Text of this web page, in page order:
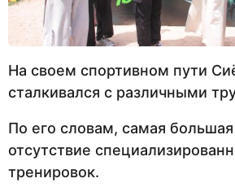
На своем спортивном пути
сталкивался с различными
По его словам, самая
отсутствие
тренировок.